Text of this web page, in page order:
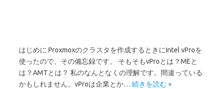
はじめに Proxmoxのクラスタを作成するときにIntel vProを
使ったので、その備忘録です。 そもそもvProとは？MEと
は？AMTとは？ 私のなんとなくの理解です。間違っている
かもしれません。vProは企業とか… 続きを読む »